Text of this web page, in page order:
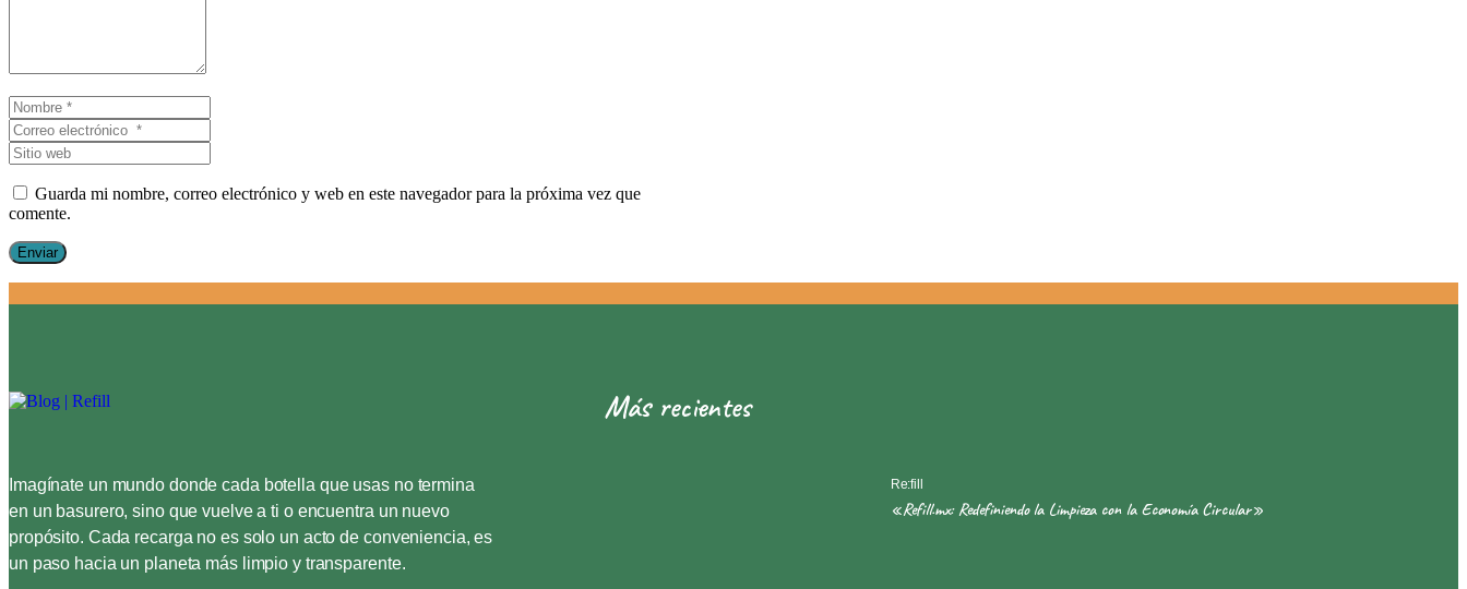
Nombre
*Correo
electrónico
*
Sitio
web
Guarda mi nombre, correo electrónico y web en este navegador para la próxima vez que
comente.
Enviar
Imagínate un mundo donde cada botella que usas no termina
en un basurero, sino que vuelve a ti o encuentra un nuevo
propósito. Cada recarga no es solo un acto de conveniencia, es
un paso hacia un planeta más limpio y transparente.
Más recientes
Re:fill
«Refill.mx: Redefiniendo la Limpieza con la Economía Circular»